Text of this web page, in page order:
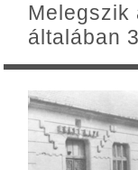
Melegszik
általában